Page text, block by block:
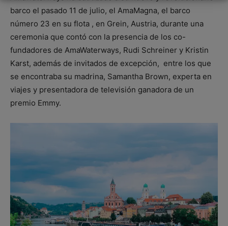
barco el pasado 11 de julio, el AmaMagna, el barco
número 23 en su flota , en Grein, Austria, durante una
ceremonia que contó con la presencia de los co-
fundadores de AmaWaterways, Rudi Schreiner y Kristin
Karst, además de invitados de excepción, entre los que
se encontraba su madrina, Samantha Brown, experta en
viajes y presentadora de televisión ganadora de un
premio Emmy.